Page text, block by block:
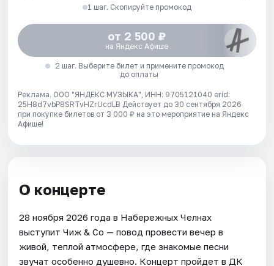
1 шаг. Скопируйте промокод
от 2 500 ₽
на Яндекс Афише
2 шаг. Выберите билет и примените промокод
до оплаты
Реклама. ООО "ЯНДЕКС МУЗЫКА", ИНН: 9705121040 erid:
25H8d7vbP8SRTvHZrUcdLB Действует до 30 сентября 2026
при покупке билетов от 3 000 ₽ на это мероприятие на Яндекс
Афише!
О концерте
28 ноября 2026 года в Набережных Челнах
выступит Чиж & Co — повод провести вечер в
живой, теплой атмосфере, где знакомые песни
звучат особенно душевно. Концерт пройдет в ДК